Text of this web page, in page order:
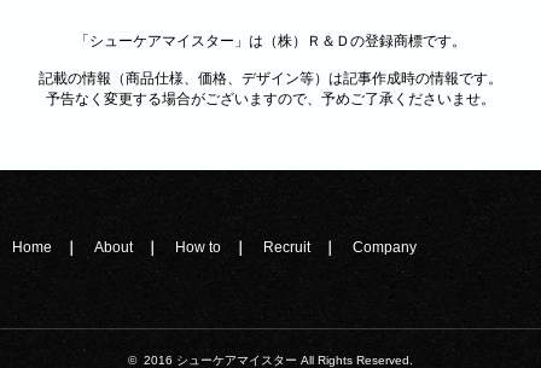
「シューケアマイスター」は（株）Ｒ＆Ｄの登録商標です。
記載の情報（商品仕様、価格、デザイン等）は記事作成時の情報です。
予告なく変更する場合がございますので、予めご了承くださいませ。
Home About How to Recruit Company
© 2016 シューケアマイスター All Rights Reserved.